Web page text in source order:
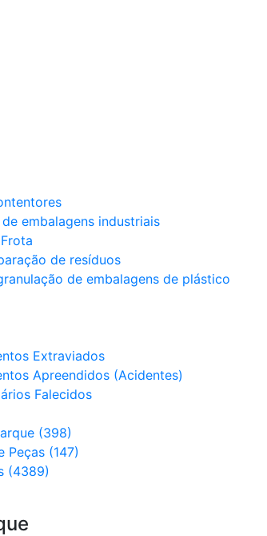
embalagens industriais
de resíduos
de embalagens de plástico
Extraviados
Apreendidos (Acidentes)
Falecidos
(398)
Peças (147)
(4389)